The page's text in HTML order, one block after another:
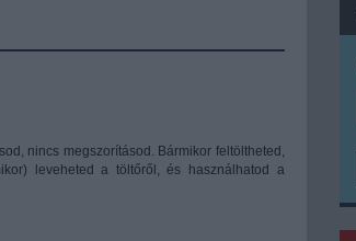
nincs megszorításod. Bármikor feltöltheted,
leveheted a töltőről, és használhatod a